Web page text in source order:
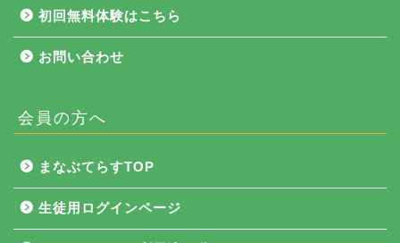
初回無料体験はこちら
お問い合わせ
会員の方へ
まなぶてらすTOP
生徒用ログインページ
NEWS
まなぶてらす活用法
教育コラム